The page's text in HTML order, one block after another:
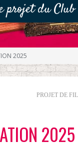
projet du Club
2025
PROJET DE
2025